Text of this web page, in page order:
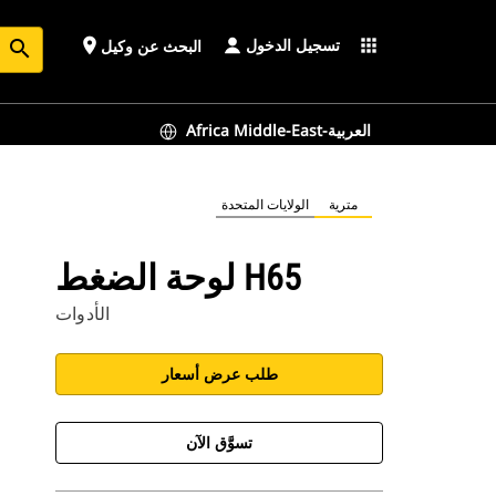
search place البحث عن وكيل تسجيل الدخول apps
Africa Middle-East-العربية
الولايات المتحدة مترية
لوحة الضغط H65
الأدوات
طلب عرض أسعار
تسوَّق الآن